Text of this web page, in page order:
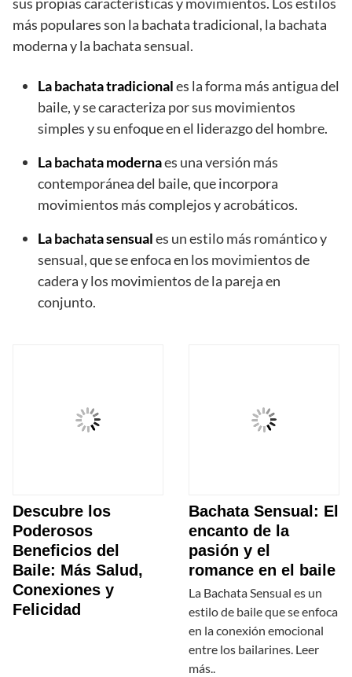
sus propias características y movimientos. Los estilos
más populares son la bachata tradicional, la bachata
moderna y la bachata sensual.
La bachata tradicionales la forma más antigua del
baile, y se caracteriza por sus movimientos
simples y su enfoque en el liderazgo del hombre.
La bachata modernaes una versión más
contemporánea del baile, que incorpora
movimientos más complejos y acrobáticos.
La bachata sensuales un estilo más romántico y
sensual, que se enfoca en los movimientos de
cadera y los movimientos de la pareja en
conjunto.
Descubre los
Poderosos
Beneficios del
Baile: Más Salud,
Conexiones y
Felicidad
Bachata Sensual: El
encanto de la
pasión y el
romance en el baile
La Bachata Sensual es un
estilo de baile que se enfoca
en la conexión emocional
entre los bailarines. Leer
más..